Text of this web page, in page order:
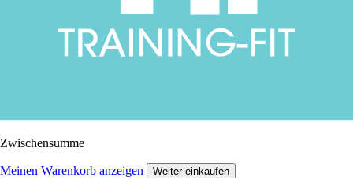
Zwischensumme
Meinen Warenkorb anzeigen Weiter einkaufen